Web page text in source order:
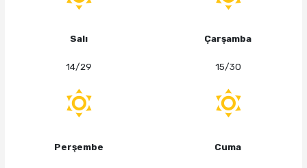
Salı
14/29
Çarşamba
15/30
Perşembe Cuma